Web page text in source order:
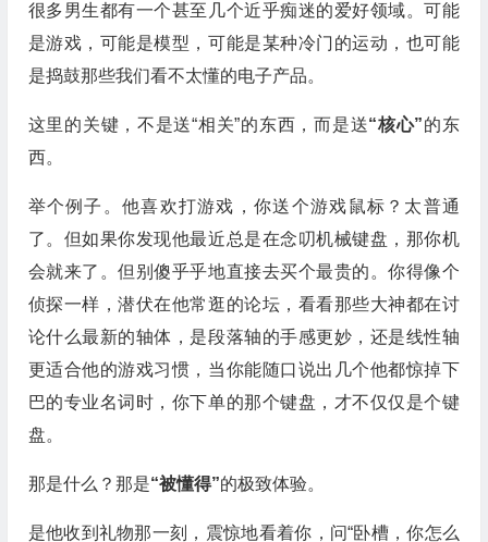
很多男生都有一个甚至几个近乎痴迷的爱好领域。可能
是游戏，可能是模型，可能是某种冷门的运动，也可能
是捣鼓那些我们看不太懂的电子产品。
这里的关键，不是送“相关”的东西，而是送“核心”的东
西。
举个例子。他喜欢打游戏，你送个游戏鼠标？太普通
了。但如果你发现他最近总是在念叨机械键盘，那你机
会就来了。但别傻乎乎地直接去买个最贵的。你得像个
侦探一样，潜伏在他常逛的论坛，看看那些大神都在讨
论什么最新的轴体，是段落轴的手感更妙，还是线性轴
更适合他的游戏习惯，当你能随口说出几个他都惊掉下
巴的专业名词时，你下单的那个键盘，才不仅仅是个键
盘。
那是什么？那是“被懂得”的极致体验。
是他收到礼物那一刻，震惊地看着你，问“卧槽，你怎么